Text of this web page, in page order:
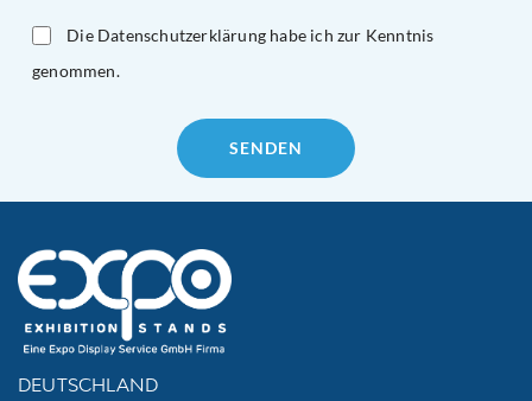
Die Datenschutzerklärung habe ich zur Kenntnis
genommen.
empty.
DEUTSCHLAND